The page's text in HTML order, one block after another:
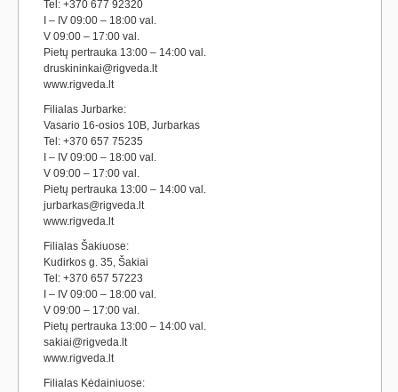
Tel: +370 677 92320
I – IV 09:00 – 18:00 val.
V 09:00 – 17:00 val.
Pietų pertrauka 13:00 – 14:00 val.
druskininkai@rigveda.lt
www.rigveda.lt
Filialas Jurbarke:
Vasario 16-osios 10B, Jurbarkas
Tel: +370 657 75235
I – IV 09:00 – 18:00 val.
V 09:00 – 17:00 val.
Pietų pertrauka 13:00 – 14:00 val.
jurbarkas@rigveda.lt
www.rigveda.lt
Filialas Šakiuose:
Kudirkos g. 35, Šakiai
Tel: +370 657 57223
I – IV 09:00 – 18:00 val.
V 09:00 – 17:00 val.
Pietų pertrauka 13:00 – 14:00 val.
sakiai@rigveda.lt
www.rigveda.lt
Filialas Kėdainiuose: